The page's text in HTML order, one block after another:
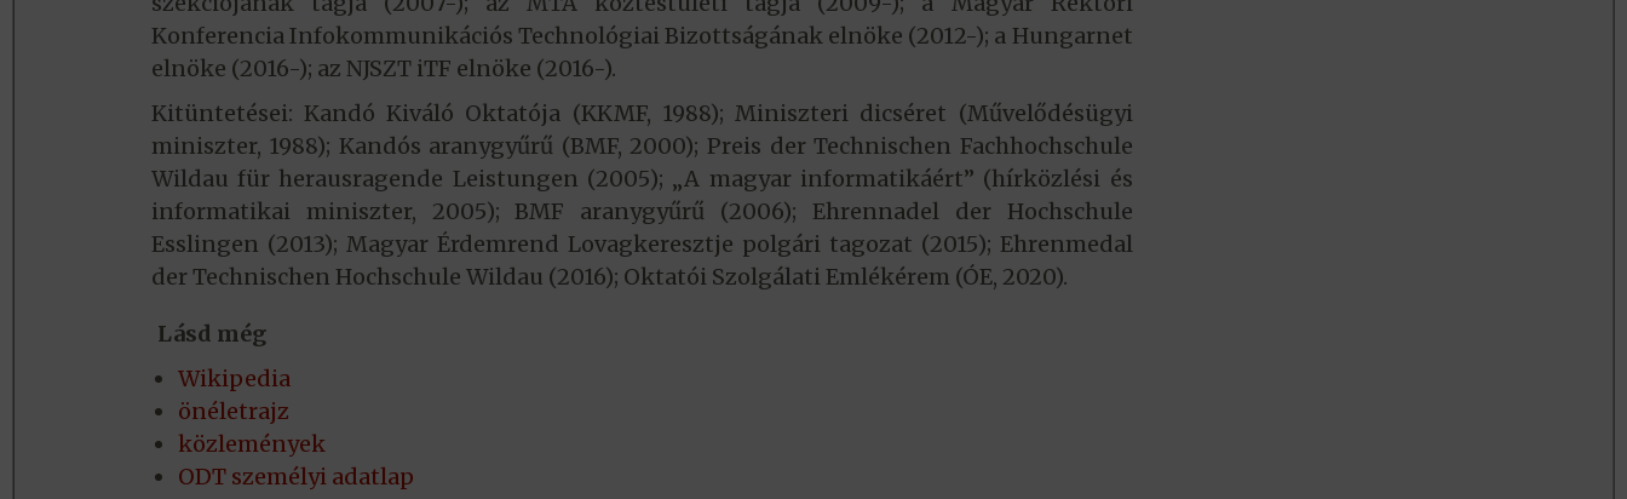
Konferencia Info­kommunikációs Technológiai Bizottságának elnöke (2012-); a Hungarnet
elnöke (2016-); az NJSZT iTF elnöke (2016-).
Kitüntetései: Kandó Kiváló Oktatója (KKMF, 1988); Miniszteri dicséret (Művelődésügyi
miniszter, 1988); Kandós aranygyűrű (BMF, 2000); Preis der Technischen Fachhochschule
Wildau für herausragende Leistungen (2005); „A magyar informatikáért” (hírközlési és
informatikai miniszter, 2005); BMF aranygyűrű (2006); Ehrennadel der Hochschule
Esslingen (2013); Magyar Érdemrend Lovagkeresztje polgári tagozat (2015); Ehrenmedal
der Technischen Hochschule Wildau (2016); Oktatói Szolgálati Emlékérem (ÓE, 2020).
Lásd még
Wikipedia
önéletrajz
közlemények
ODT személyi adatlap